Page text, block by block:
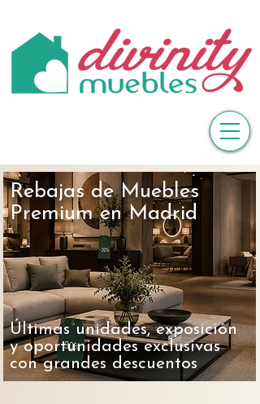
Rebajas de Muebles
Premium en Madrid
Últimas unidades, exposición
y oportunidades exclusivas
con grandes descuentos